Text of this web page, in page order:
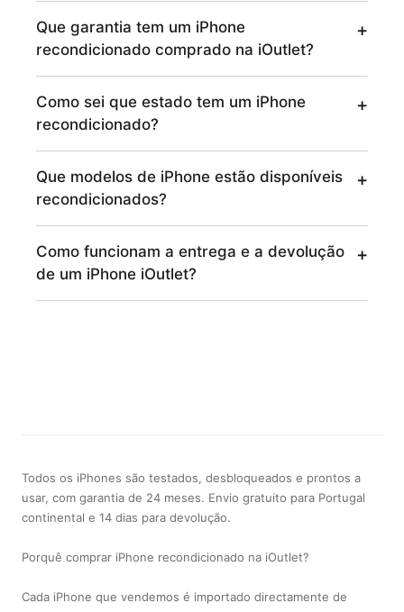
Que garantia tem um iPhone
recondicionado comprado na iOutlet?
Como sei que estado tem um iPhone
recondicionado?
Que modelos de iPhone estão disponíveis
recondicionados?
Como funcionam a entrega e a devolução
de um iPhone iOutlet?
Todos os iPhones são testados, desbloqueados e prontos a
usar, com garantia de 24 meses. Envio gratuito para Portugal
continental e 14 dias para devolução.
Porquê comprar iPhone recondicionado na iOutlet?
Cada iPhone que vendemos é importado directamente de